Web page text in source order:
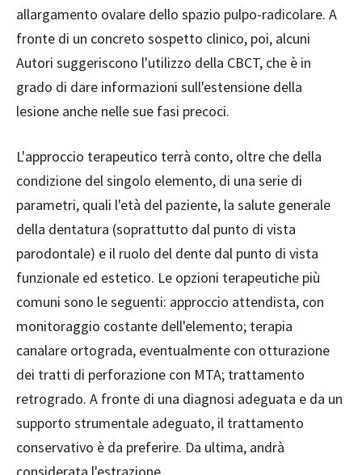
allargamento ovalare dello spazio pulpo-radicolare. A
fronte di un concreto sospetto clinico, poi, alcuni
Autori suggeriscono l'utilizzo della CBCT, che è in
grado di dare informazioni sull'estensione della
lesione anche nelle sue fasi precoci.
L'approccio terapeutico terrà conto, oltre che della
condizione del singolo elemento, di una serie di
parametri, quali l'età del paziente, la salute generale
della dentatura (soprattutto dal punto di vista
parodontale) e il ruolo del dente dal punto di vista
funzionale ed estetico. Le opzioni terapeutiche più
comuni sono le seguenti: approccio attendista, con
monitoraggio costante dell'elemento; terapia
canalare ortograda, eventualmente con otturazione
dei tratti di perforazione con MTA; trattamento
retrogrado. A fronte di una diagnosi adeguata e da un
supporto strumentale adeguato, il trattamento
conservativo è da preferire. Da ultima, andrà